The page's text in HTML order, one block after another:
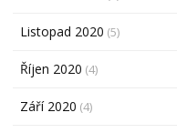
Listopad 2020 (5)
Říjen 2020 (4)
Září 2020 (4)